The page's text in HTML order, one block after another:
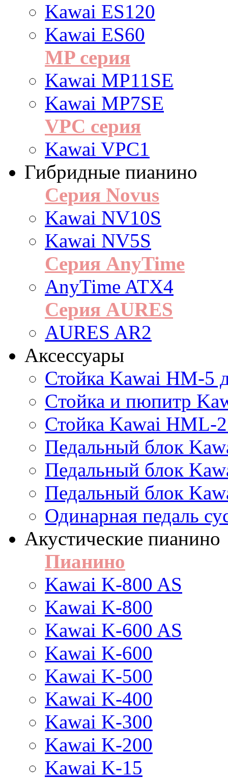
Kawai ES120
Kawai ES60
MP серия
Kawai MP11SE
Kawai MP7SE
VPC серия
Kawai VPC1
Гибридные пианино
Серия Novus
Kawai NV10S
Kawai NV5S
Серия AnyTime
AnyTime ATX4
Серия AURES
AURES AR2
Аксессуары
Стойка Kawai HM-5
Cтойка и пюпитр
Стойка Kawai HML-
Педальный блок
Педальный блок
Педальный блок
Одинарная педаль
Акустические пианино
Пианино
Kawai K-800 AS
Kawai K-800
Kawai K-600 AS
Kawai K-600
Kawai K-500
Kawai K-400
Kawai K-300
Kawai K-200
Kawai K-15